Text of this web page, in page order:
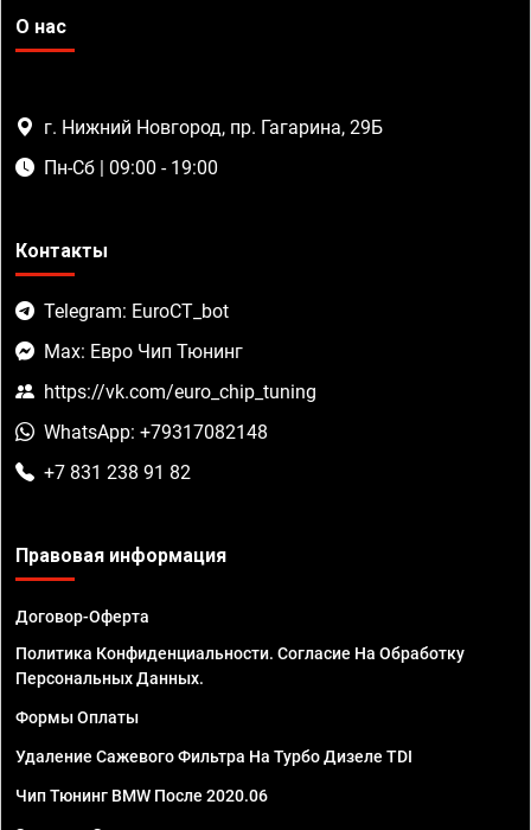
О нас
г. Нижний Новгород, пр. Гагарина, 29Б
Пн-Сб | 09:00 - 19:00
Контакты
Telegram: EuroCT_bot
Max: Евро Чип Тюнинг
https://vk.com/euro_chip_tuning
WhatsApp: +79317082148
+7 831 238 91 82
Правовая информация
Договор-Оферта
Политика Конфиденциальности. Согласие На Обработку
Персональных Данных.
Формы Оплаты
Удаление Сажевого Фильтра На Турбо Дизеле TDI
Чип Тюнинг BMW После 2020.06